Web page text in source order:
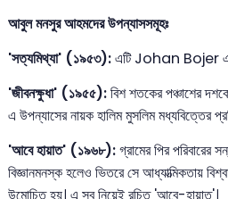
আবুল মনসুর আহমদের উপন্যাসসমূহঃ
'সত্যমিথ্যা' (১৯৫৩):এটি Johan Bojer
'জীবনক্ষুধা' (১৯৫৫):বিশ শতকের পঞ্চাশের
এ উপন্যাসের নায়ক হালিম মুসলিম মধ্যবিত্তের
'আবে হায়াত' (১৯৬৮):গ্রামের পির পরিবারের
বিজ্ঞানমনস্ক হলেও ভিতরে সে আধ্যাত্মিকতায়
উন্মোচিত হয়। এ সব নিয়েই রচিত 'আবে-হায়াত'।